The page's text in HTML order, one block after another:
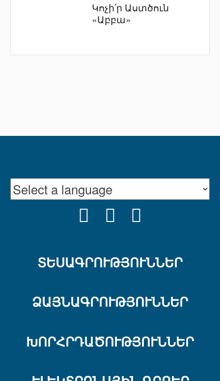
Կոչի՛ր Աստծուն
«Աբբա»
FACEBOOK
YOUTUBE
ՏԵՍԱԳՐՈՒԹՅՈՒՆՆԵՐ
ՁԱՅՆԱԳՐՈՒԹՅՈՒՆՆԵՐ
ԽՈՐՀՐԴԱԾՈՒԹՅՈՒՆՆԵՐ